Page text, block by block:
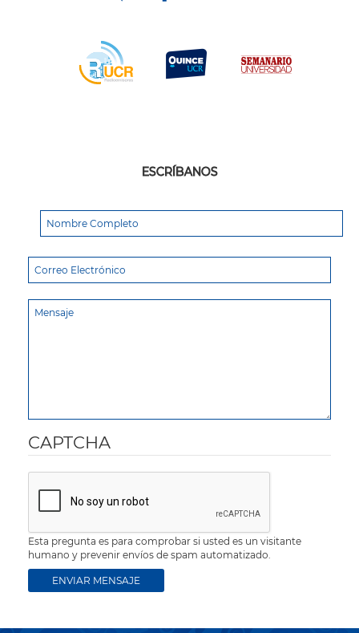
ESCRÍBANOS
CAPTCHA
Esta pregunta es para comprobar si usted es un visitante
humano y prevenir envíos de spam automatizado.